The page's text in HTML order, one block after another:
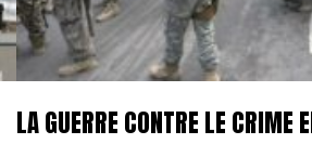
LA GUERRE CONTRE LE CRIME